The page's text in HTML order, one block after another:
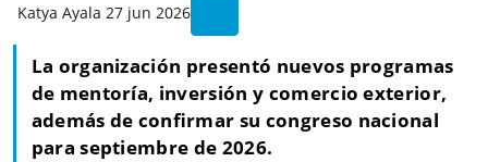
Katya Ayala 27 jun 2026
La organización presentó nuevos programas
de mentoría, inversión y comercio exterior,
además de confirmar su congreso nacional
para septiembre de 2026.